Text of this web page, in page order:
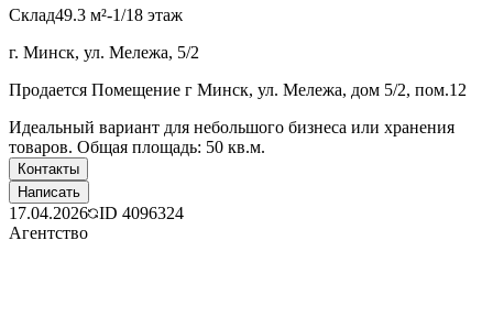
Склад49.3 м²-1/18 этаж
г. Минск, ул. Мележа, 5/2
Продается Помещение г Минск, ул. Мележа, дом 5/2, пом.12
Идеальный вариант для небольшого бизнеса или хранения
товаров. Общая площадь: 50 кв.м.
Контакты
Написать
17.04.2026 ID 4096324
Агентство